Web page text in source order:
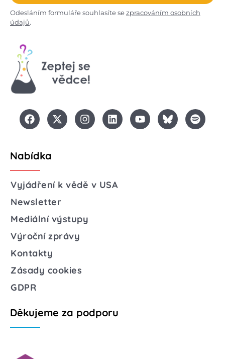
Odesláním formuláře souhlasíte sezpracováním osobních
údajů.
Nabídka
Vyjádření k vědě v USA
Newsletter
Mediální výstupy
Výroční zprávy
Kontakty
Zásady cookies
GDPR
Děkujeme za podporu